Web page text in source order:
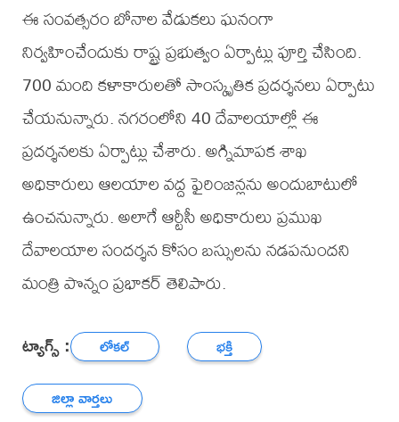
ఈ సంవత్సరం బోనాల వేడుకలు ఘనంగా
నిర్వహించేందుకు రాష్ట్ర ప్రభుత్వం ఏర్పాట్లు పూర్తి చేసింది.
700 మంది కళాకారులతో సాంస్కృతిక ప్రదర్శనలు ఏర్పాటు
చేయనున్నారు. నగరంలోని 40 దేవాలయాల్లో ఈ
ప్రదర్శనలకు ఏర్పాట్లు చేశారు. అగ్నిమాపక శాఖ
అధికారులు ఆలయాల వద్ద ఫైరింజన్లను అందుబాటులో
ఉంచనున్నారు. అలాగే ఆర్టీసీ అధికారులు ప్రముఖ
దేవాలయాల సందర్శన కోసం బస్సులను నడపనుందని
మంత్రి పొన్నం ప్రభాకర్ తెలిపారు.
ట్యాగ్స్ : లోకల్
భక్తి
జిల్లా వార్తలు